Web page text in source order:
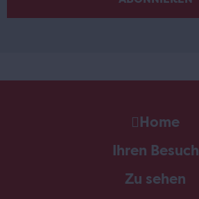
Home
Ihren Besuch
Zu sehen